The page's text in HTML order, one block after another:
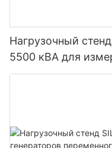
Нагрузочный
5500 кВА для
реактивной